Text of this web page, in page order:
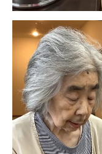
特定非営利活動法
その他
Mediclude
株式会社フラワーコ
Medicare Lead
株式会社日本医科